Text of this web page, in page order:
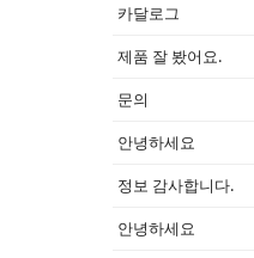
카달로그
제품 잘 봤어요.
문의
안녕하세요
정보 감사합니다.
안녕하세요